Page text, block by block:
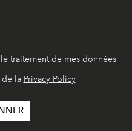
traitement de mes données
de la Privacy Policy